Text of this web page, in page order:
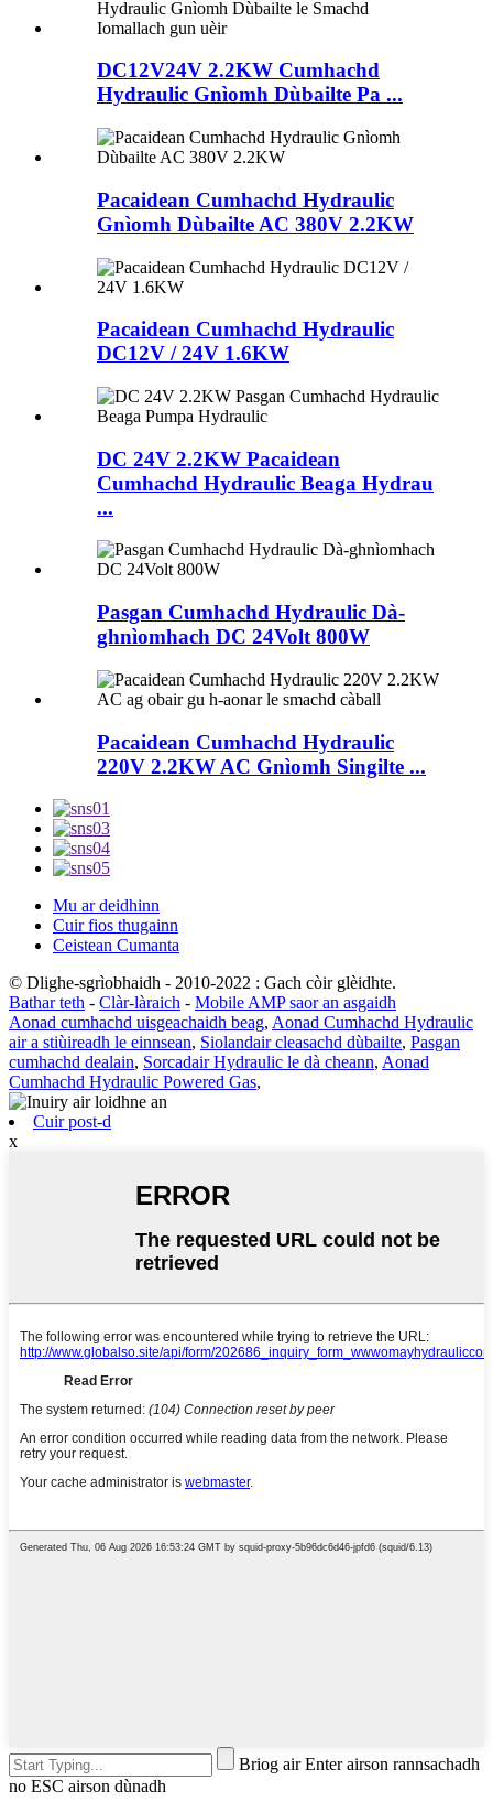
DC12V24V 2.2KW Cumhachd
Hydraulic Gnìomh Dùbailte Pa ...
Pacaidean Cumhachd Hydraulic
Gnìomh Dùbailte AC 380V 2.2KW
Pacaidean Cumhachd Hydraulic
DC12V / 24V 1.6KW
DC 24V 2.2KW Pacaidean
Cumhachd Hydraulic Beaga Hydrau
...
Pasgan Cumhachd Hydraulic Dà-
ghnìomhach DC 24Volt 800W
Pacaidean Cumhachd Hydraulic
220V 2.2KW AC Gnìomh Singilte ...
Mu ar deidhinn
Cuir fios thugainn
Ceistean Cumanta
© Dlighe-sgrìobhaidh - 2010-2022 : Gach còir glèidhte.
Bathar teth - Clàr-làraich - Mobile AMP saor an asgaidh
Aonad cumhachd uisgeachaidh beag, Aonad Cumhachd Hydraulic
air a stiùireadh le einnsean, Siolandair cleasachd dùbailte, Pasgan
cumhachd dealain, Sorcadair Hydraulic le dà cheann, Aonad
Cumhachd Hydraulic Powered Gas,
Cuir post-d
x
Briog air Enter airson rannsachadh
no ESC airson dùnadh